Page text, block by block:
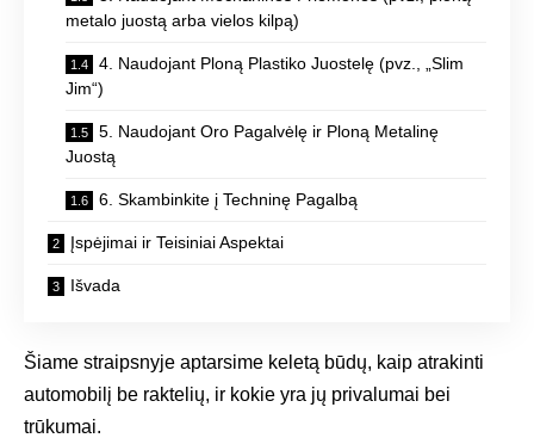
metalo juostą arba vielos kilpą)
4. Naudojant Ploną Plastiko Juostelę (pvz., „Slim
Jim“)
5. Naudojant Oro Pagalvėlę ir Ploną Metalinę
Juostą
6. Skambinkite į Techninę Pagalbą
Įspėjimai ir Teisiniai Aspektai
Išvada
Šiame straipsnyje aptarsime keletą būdų, kaip atrakinti
automobilį be raktelių, ir kokie yra jų privalumai bei
trūkumai.